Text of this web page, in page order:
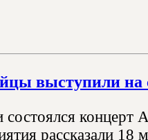
выступили на
концерт
рассказали 18